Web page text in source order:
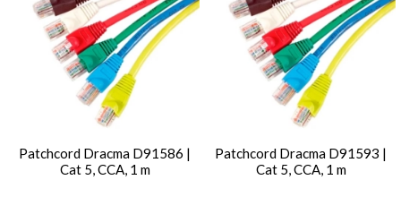
Patchcord Dracma D91586 |
Cat 5, CCA, 1 m
Patchcord Dracma D91593 |
Cat 5, CCA, 1 m